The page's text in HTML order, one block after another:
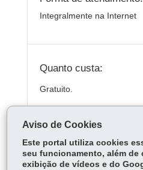
Integralmente na Internet
Quanto custa:
Gratuito.
ÓRGÃO RESPONSÁVEL
DEIXE SUA OPINIÃO
Aviso de Cookies
Este portal utiliza cookies
seu funcionamento, além de
exibição de vídeos e do